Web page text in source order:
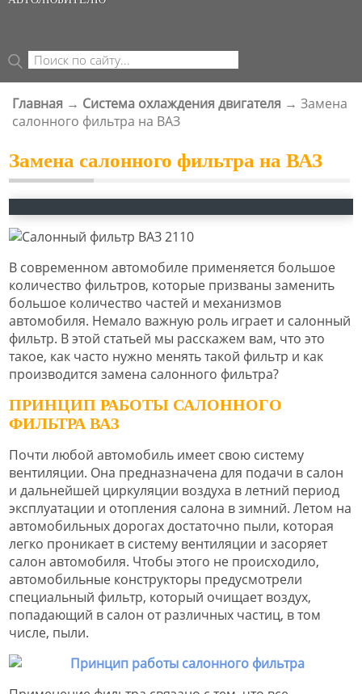
ФОРМА ПОИСКА
Поиск
ВЫ ЗДЕСЬ
Главная → Система охлаждения двигателя → Замена
салонного фильтра на ВАЗ
Замена салонного фильтра на ВАЗ
В современном автомобиле применяется большое
количество фильтров, которые призваны заменить
большое количество частей и механизмов
автомобиля. Немало важную роль играет и салонный
фильтр. В этой статьей мы расскажем вам, что это
такое, как часто нужно менять такой фильтр и как
производится замена салонного фильтра?
ПРИНЦИП РАБОТЫ САЛОННОГО
ФИЛЬТРА ВАЗ
Почти любой автомобиль имеет свою систему
вентиляции. Она предназначена для подачи в салон
и дальнейшей циркуляции воздуха в летний период
эксплуатации и отопления салона в зимний. Летом на
автомобильных дорогах достаточно пыли, которая
легко проникает в систему вентиляции и засоряет
салон автомобиля. Чтобы этого не происходило,
автомобильные конструкторы предусмотрели
специальный фильтр, который очищает воздух,
попадающий в салон от различных частиц, в том
числе, пыли.